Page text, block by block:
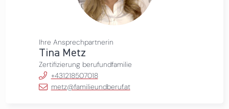
Ihre Ansprechpartnerin
Tina Metz
Zertifizierung berufundfamilie
+431218507018
metz@familieundberuf.at